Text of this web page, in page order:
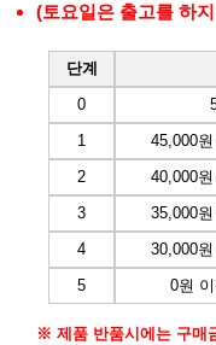
(토요일은 출고를 하
단계
0
1
45,000
2
40,000
3
35,000
4
30,000
5
0원
※ 제품 반품시에는 구매